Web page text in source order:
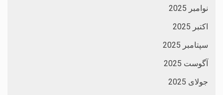
نوامبر 2025
اکتبر 2025
سپتامبر 2025
آگوست 2025
جولای 2025